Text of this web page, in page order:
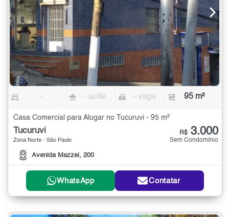
- - suíte - vaga 95 m²
Casa Comercial para Alugar no Tucuruvi - 95 m²
Tucuruvi
Zona Norte - São Paulo
Avenida Mazzei, 200
R$ 3.000
Sem Condomínio
WhatsApp Contatar